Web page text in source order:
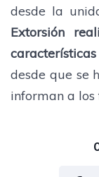
desde la
Extorsión
desde que se
informan a los